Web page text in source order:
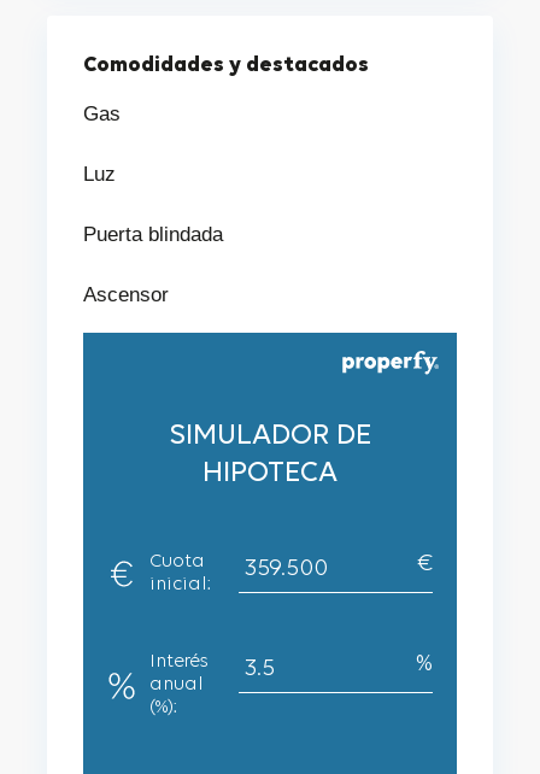
Comodidades y destacados
Gas
Luz
Puerta blindada
Ascensor
SIMULADOR DE
HIPOTECA
Cuota
inicial:
Interés
anual
(%):